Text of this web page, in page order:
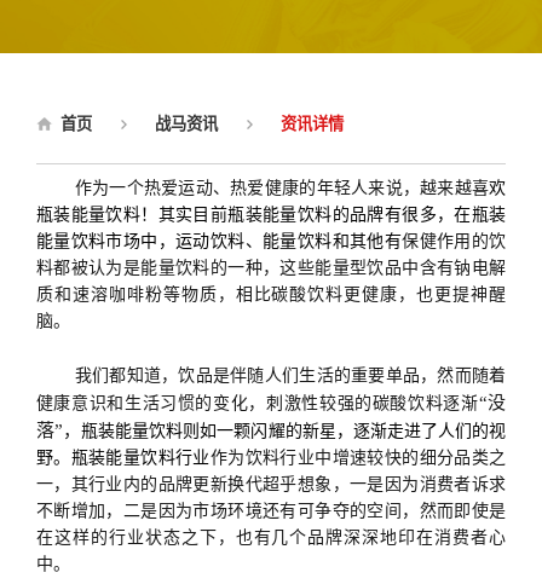
首页 战马资讯 资讯详情
作为一个热爱运动、热爱健康的年轻人来说，越来越喜欢
瓶装能量饮料！其实目前瓶装能量饮料的品牌有很多，在瓶装
能量饮料市场中，运动饮料、能量饮料和其他有保健作用的饮
料都被认为是能量饮料的一种，这些能量型饮品中含有钠电解
质和速溶咖啡粉等物质，相比碳酸饮料更健康，也更提神醒
脑。
我们都知道，饮品是伴随人们生活的重要单品，然而随着
健康意识和生活习惯的变化，刺激性较强的碳酸饮料逐渐“没
落”，瓶装能量饮料则如一颗闪耀的新星，逐渐走进了人们的视
野。瓶装能量饮料行业作为饮料行业中增速较快的细分品类之
一，其行业内的品牌更新换代超乎想象，一是因为消费者诉求
不断增加，二是因为市场环境还有可争夺的空间，然而即使是
在这样的行业状态之下，也有几个品牌深深地印在消费者心
中。